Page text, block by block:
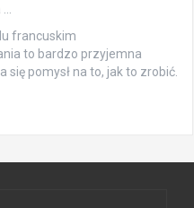
francuskim
to bardzo przyjemna
pomysł na to, jak to zrobić.